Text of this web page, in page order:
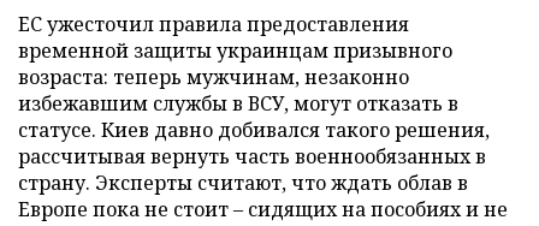
ЕС ужесточил правила предоставления
временной защиты украинцам призывного
возраста: теперь мужчинам, незаконно
избежавшим службы в ВСУ, могут отказать в
статусе. Киев давно добивался такого решения,
рассчитывая вернуть часть военнообязанных в
страну. Эксперты считают, что ждать облав в
Европе пока не стоит – сидящих на пособиях и не